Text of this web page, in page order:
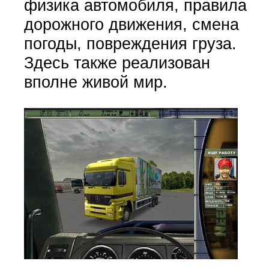
физика автомобиля, правила
дорожного движения, смена
погоды, повреждения груза.
Здесь также реализован
вполне живой мир.